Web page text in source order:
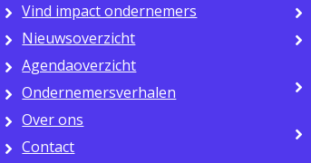
Vind impact ondernemers
Nieuwsoverzicht
Agendaoverzicht
Ondernemersverhalen
Over ons
Contact